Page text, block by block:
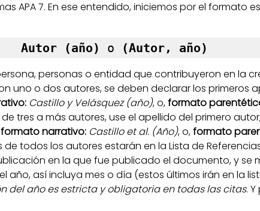
APA 7. En ese entendido, iniciemos por el formato
Autor (año) o (Autor, año)
personas o entidad que contribuyeron en la
uno o dos autores, se deben declarar los primeros
Castillo y Velásquez (año), o, formato
de tres a más autores, use el apellido del primero
formato narrativo: Castillo et al. (Año), o, formato
de todos los autores estarán en la Lista de
en la que fue publicado el documento, y se
año, así incluya mes o día (estos últimos irán en la
del año es estricta y obligatoria en todas las citas.